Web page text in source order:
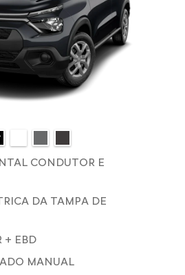
CONDUTOR E
DA TAMPA DE
+ EBD
MANUAL